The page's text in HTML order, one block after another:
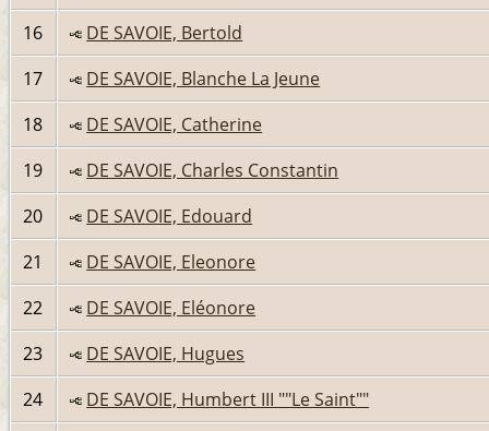
16
DE SAVOIE, Bertold
17
DE SAVOIE, Blanche La Jeune
18
DE SAVOIE, Catherine
19
DE SAVOIE, Charles Constantin
20
DE SAVOIE, Edouard
21
DE SAVOIE, Eleonore
22
DE SAVOIE, Eléonore
23
DE SAVOIE, Hugues
24
DE SAVOIE, Humbert III ""Le Saint""